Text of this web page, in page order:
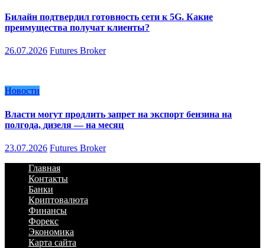
Билайн подтвердил готовность сети к 5G. Какие
преимущества получат клиенты?
26.07.2026 Futures Broker
Новости
Власти могут продлить запрет на экспорт бензина на
полгода, дизеля — на месяц
23.07.2026 Futures Broker
Главная
Контакты
Банки
Криптовалюта
Финансы
Форекс
Экономика
Карта сайта